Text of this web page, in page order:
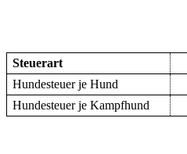
Steuerart
Hundesteuer je Hund
Hundesteuer je Kampfhund